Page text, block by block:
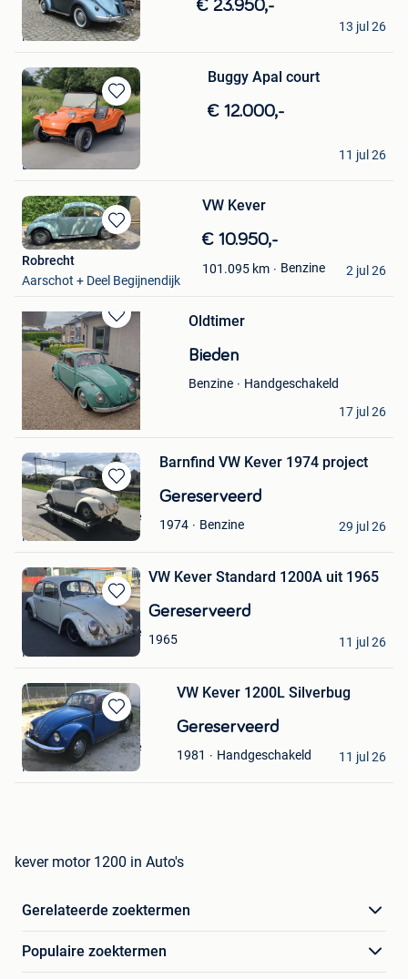
in
Mijn
€ 23.950,-
Garage Gofflo BVBA
Meeuwen
13 jul 26
Bewaren
in
Mijn
Favorieten
Buggy Apal court
€ 12.000,-
Ad
Lobbes
11 jul 26
Bewaren
in
Favorieten
VW Kever
€ 10.950,-
101.095 km Benzine
Robrecht
Aarschot + Deel Begijnendijk
2 jul 26
Bewaren
in
Mijn
Favorieten
Oldtimer
Bieden
Benzine
Handgeschakeld
fredje
Assenede
17 jul 26
Bewaren
in
Mijn
Favorieten
Barnfind VW Kever 1974 project
Gereserveerd
1974 Benzine
The VW Barn Garage
Kemzeke
29 jul 26
Bewaren
in
Mijn
Favorieten
VW Kever Standard 1200A uit 1965
Gereserveerd
1965
The VW Barn Garage
Kemzeke
11 jul 26
Bewaren
in
Mijn
Favorieten
VW Kever 1200L Silverbug
Gereserveerd
1981 Handgeschakeld
The VW Barn Garage
Kemzeke
11 jul 26
kever motor 1200 in Auto's
Gerelateerde zoektermen
Populaire zoektermen